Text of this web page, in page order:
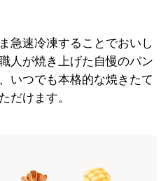
急速冷凍することでおいし
人が焼き上げた自慢のパン
いつでも本格的な焼きたて
だけます。